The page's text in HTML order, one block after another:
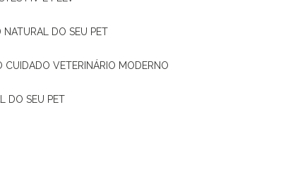
NATURAL DO SEU PET
CUIDADO VETERINÁRIO MODERNO
DO SEU PET